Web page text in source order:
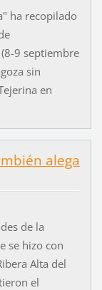
ha recopilado
9 septiembre
sin
en
alega
de la
se hizo con
Alta del
el